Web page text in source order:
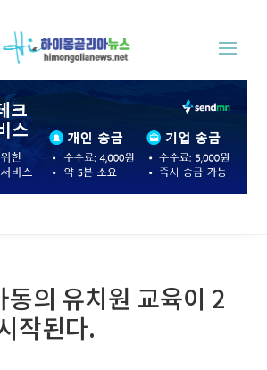
의 유치원 교육이 2
작된다.